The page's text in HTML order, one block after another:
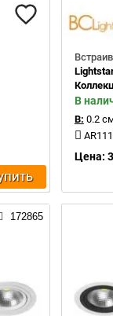
В
В: 0.2
Цена:
172865